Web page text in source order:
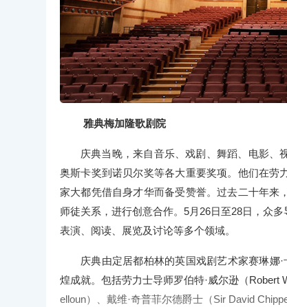
雅典梅加隆歌剧院
庆典当晚，来自音乐、戏剧、舞蹈、电影、
奥斯卡奖到诺贝尔奖等各大重要奖项。他们在劳
家大都凭借自身才华而备受赞誉。过去二十年来
师徒关系，进行创意合作。5月26日至28日，众
表演、阅读、展览及讨论等多个领域。
庆典由定居都柏林的英国戏剧艺术家赛琳娜
煌成就。包括劳力士导师罗伯特·威尔逊（Robert
elloun）、戴维·奇普菲尔德爵士（Sir David